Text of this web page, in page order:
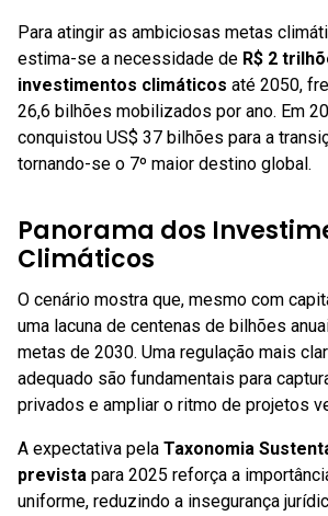
Para atingir as ambiciosas metas
estima-se a necessidade de R$ 2
investimentos climáticos até 2050,
26,6 bilhões mobilizados por ano. Em
conquistou US$ 37 bilhões para a
tornando-se o 7º maior destino global.
Panorama dos
Climáticos
O cenário mostra que, mesmo com
uma lacuna de centenas de bilhões
metas de 2030. Uma regulação mais
adequado são fundamentais para
privados e ampliar o ritmo de projetos
A expectativa pela Taxonomia
prevista para 2025 reforça a
uniforme, reduzindo a insegurança